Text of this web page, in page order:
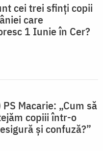
cei trei sfinți copii
care
1 Iunie în Cer?
Macarie: „Cum să
copiii într-o
și confuză?”